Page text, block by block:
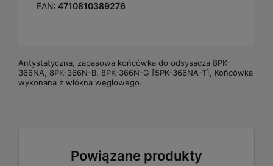
EAN: 4710810389276
Antystatyczna, zapasowa końcówka do odsysacza 8PK-
366NA, 8PK-366N-B, 8PK-366N-G [5PK-366NA-T], Końcówka
wykonana z włókna węglowego.
Powiązane produkty